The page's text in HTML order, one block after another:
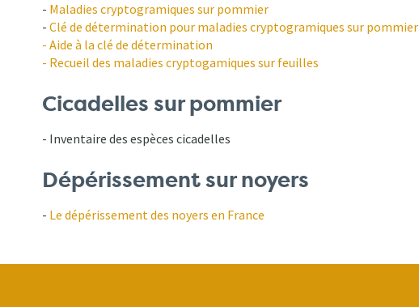
- Maladies cryptogramiques sur pommier
- Clé de détermination pour maladies cryptogramiques sur pommier
- Aide à la clé de détermination
- Recueil des maladies cryptogamiques sur feuilles
Cicadelles sur pommier
- Inventaire des espèces cicadelles
Dépérissement sur noyers
- Le dépérissement des noyers en France